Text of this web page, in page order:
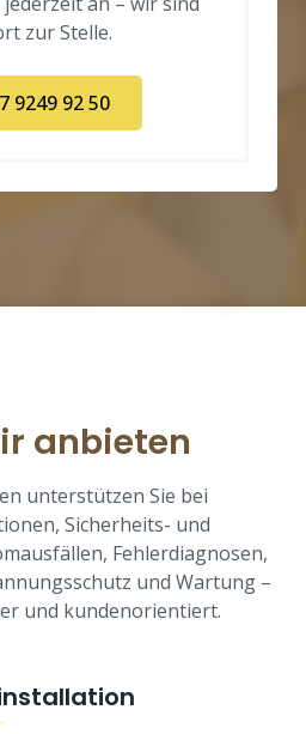
zur Stelle.
9249 92 50
anbieten
unterstützen Sie bei
Sicherheits- und
Fehlerdiagnosen,
und Wartung –
und kundenorientiert.